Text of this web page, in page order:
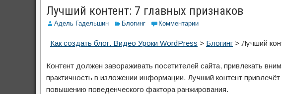
Лучший контент: 7 главных признаков
Адель Гадельшин Блогинг Комментарии
Как создать блог. Видео Уроки WordPress > Блогинг > Лучший
Контент должен завораживать посетителей сайта, привлекать
практичность в изложении информации. Лучший контент
повышению поведенческого фактора ранжирования.